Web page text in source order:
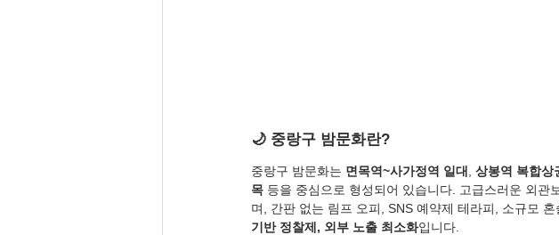
🌙 중랑구 밤문화란?
중랑구 밤문화는 면목역~사가정역 일대 상봉역 복합상
목 등을 중심으로 형성되어 있습니다. 고급스러운 외관
며, 간판 없는 림프 오피, SNS 예약제 테라피, 소규모
기반 정찰제, 외부 노출 최소화입니다.